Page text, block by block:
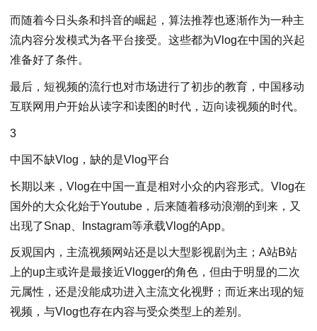
而随着今日头条和抖音的崛起，算法推荐也逐渐作为一种主
流内容分发模式为各平台接受。这些都为Vlog在中国的兴起
准备好了条件。
最后，短视频的流行也对市场进行了初步的教育，中国移动
互联网用户开始从读字和读图的时代，迈向读视频的时代。
3
中国不缺Vlog，缺的是Vlog平台
长期以来，Vlog在中国一直是相对小众的内容形式。Vlog在
国外的大众化始于Youtube，后来随着移动浪潮的到来，又
出现了Snap、Instagram等承载Vlog的App。
反观国内，主流视频网站还是以大型影视剧为主；A站B站
上的up主或许是最接近Vlogger的角色，但由于明显的二次
元属性，还是没能成功进入主流文化视野；而近来出现的短
视频，与Vlog也存在内容与受众类型上的差别。